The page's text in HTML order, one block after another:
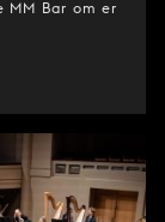
MM Bar om er